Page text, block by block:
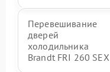
Перевешивание
дверей
холодильника
Brandt FRI 260 SEX